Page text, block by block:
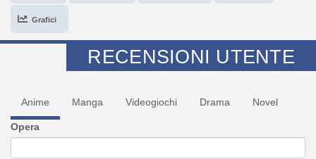
Grafici
RECENSIONI UTENTE
Anime Manga Videogiochi Drama Novel
Opera